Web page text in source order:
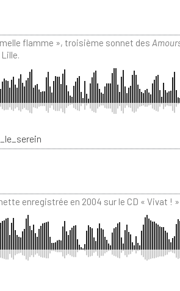
flamme », troisième sonnet des
Lille.
enregistrée en 2004 sur le CD « Vivat !